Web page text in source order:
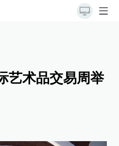
艺术品交易周举